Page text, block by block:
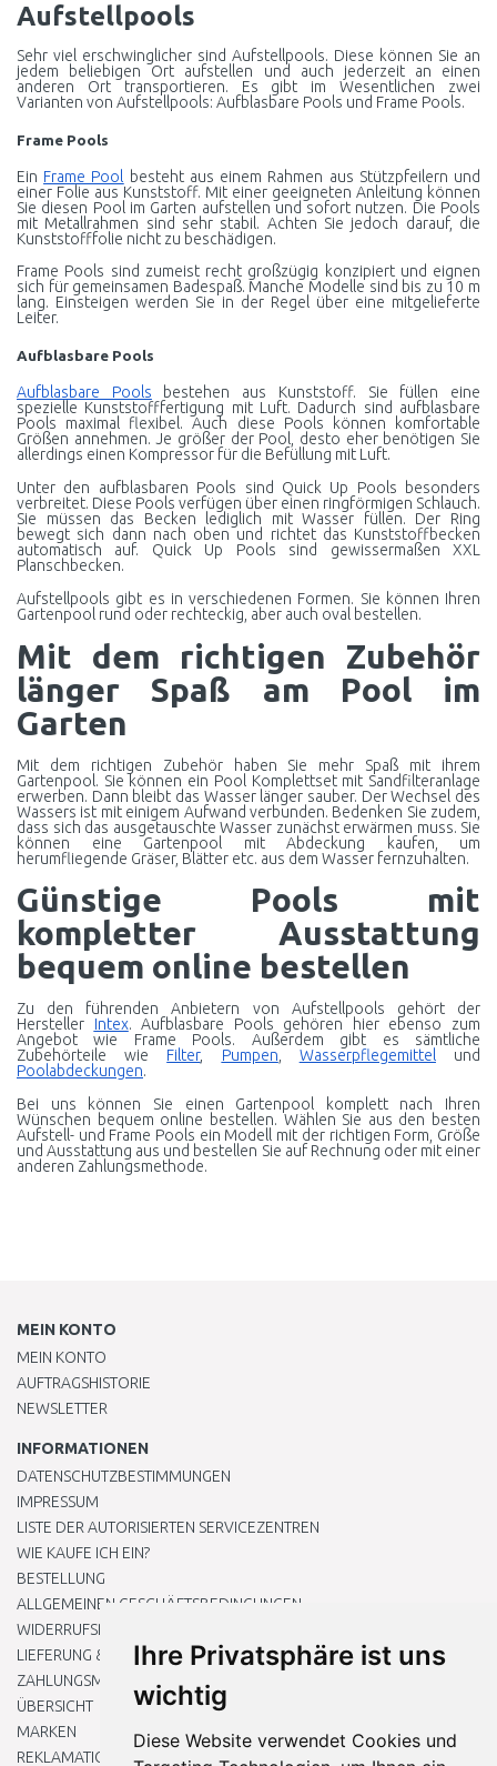
Ihre Privatsphäre ist uns
wichtig
Diese Website verwendet Cookies und
Aufstellpools
Sehr viel erschwinglicher sind Aufstellpools. Diese können Sie an
jedem beliebigen Ort aufstellen und auch jederzeit an einen
anderen Ort transportieren. Es gibt im Wesentlichen zwei
Varianten von Aufstellpools: Aufblasbare Pools und Frame Pools.
Frame Pools
Ein Frame Pool besteht aus einem Rahmen aus Stützpfeilern und
einer Folie aus Kunststoff. Mit einer geeigneten Anleitung können
Sie diesen Pool im Garten aufstellen und sofort nutzen. Die Pools
mit Metallrahmen sind sehr stabil. Achten Sie jedoch darauf, die
Kunststofffolie nicht zu beschädigen.
Frame Pools sind zumeist recht großzügig konzipiert und eignen
sich für gemeinsamen Badespaß. Manche Modelle sind bis zu 10 m
lang. Einsteigen werden Sie in der Regel über eine mitgelieferte
Leiter.
Aufblasbare Pools
Aufblasbare Pools bestehen aus Kunststoff. Sie füllen eine
spezielle Kunststofffertigung mit Luft. Dadurch sind aufblasbare
Pools maximal flexibel. Auch diese Pools können komfortable
Größen annehmen. Je größer der Pool, desto eher benötigen Sie
allerdings einen Kompressor für die Befüllung mit Luft.
Unter den aufblasbaren Pools sind Quick Up Pools besonders
verbreitet. Diese Pools verfügen über einen ringförmigen Schlauch.
Sie müssen das Becken lediglich mit Wasser füllen. Der Ring
bewegt sich dann nach oben und richtet das Kunststoffbecken
automatisch auf. Quick Up Pools sind gewissermaßen XXL
Planschbecken.
Aufstellpools gibt es in verschiedenen Formen. Sie können Ihren
Gartenpool rund oder rechteckig, aber auch oval bestellen.
Mit dem richtigen Zubehör
länger Spaß am Pool im
Garten
Mit dem richtigen Zubehör haben Sie mehr Spaß mit ihrem
Gartenpool. Sie können ein Pool Komplettset mit Sandfilteranlage
erwerben. Dann bleibt das Wasser länger sauber. Der Wechsel des
Wassers ist mit einigem Aufwand verbunden. Bedenken Sie zudem,
dass sich das ausgetauschte Wasser zunächst erwärmen muss. Sie
können eine Gartenpool mit Abdeckung kaufen, um
herumfliegende Gräser, Blätter etc. aus dem Wasser fernzuhalten.
Günstige Pools mit
kompletter Ausstattung
bequem online bestellen
Zu den führenden Anbietern von Aufstellpools gehört der
Hersteller Intex. Aufblasbare Pools gehören hier ebenso zum
Angebot wie Frame Pools. Außerdem gibt es sämtliche
Zubehörteile wie Filter, Pumpen, Wasserpflegemittelund
Poolabdeckungen.
Bei uns können Sie einen Gartenpool komplett nach Ihren
Wünschen bequem online bestellen. Wählen Sie aus den besten
Aufstell- und Frame Pools ein Modell mit der richtigen Form, Größe
und Ausstattung aus und bestellen Sie auf Rechnung oder mit einer
anderen Zahlungsmethode.
MEIN KONTO
MEIN KONTO
AUFTRAGSHISTORIE
NEWSLETTER
INFORMATIONEN
DATENSCHUTZBESTIMMUNGEN
IMPRESSUM
LISTE DER AUTORISIERTEN SERVICEZENTREN
WIE KAUFE ICH EIN?
BESTELLUNG
ALLGEMEINEN GESCHÄFTSBEDINGUNGEN
WIDERRUFSRECHT
LIEFERUNG & ZAHLUNG
ZAHLUNGSMETHODEN
ÜBERSICHT
MARKEN
REKLAMATIONEN UND RETOUREN